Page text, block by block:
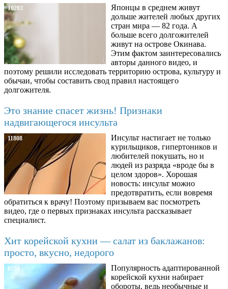
10283
Японцы в среднем живут
дольше жителей любых других
стран мира — 82 года. А
больше всего долгожителей
живут на острове Окинава.
Этим фактом заинтересовались
авторы данного видео, и
поэтому решили исследовать территорию острова, культуру и
обычаи, чтобы составить свод правил настоящего
долгожителя.
Это знание спасет жизнь! Признаки
надвигающегося инсульта
11808
Инсульт настигает не только
курильщиков, гипертоников и
любителей покушать, но и
людей из разряда «вроде бы в
целом здоров». Хорошая
новость: инсульт можно
предотвратить, если вовремя
обратиться к врачу! Поэтому призываем вас посмотреть
видео, где о первых признаках инсульта рассказывает
специалист.
Хит корейской кухни — салат из баклажанов:
просто, вкусно, недорого
6734
Популярность адаптированной
корейской кухни набирает
обороты, ведь необычные и